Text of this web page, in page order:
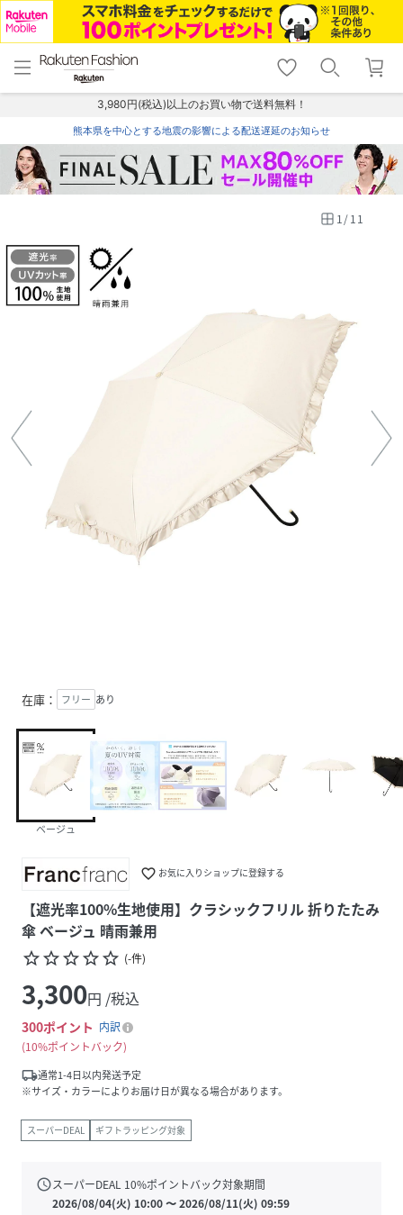
menu home
トップ
shopping_cart lock_outline
ログイン
3,980円(税込)以上のお買い物で送料無料！
熊本県を中心とする地震の影響による配送遅延のお知らせ
1/11
在庫： フリー あり
ベージュ
favorite_border お気に入りショップに登録する
【遮光率100%生地使用】クラシックフリル 折りたたみ
傘 ベージュ 晴雨兼用
star_borderstar_borderstar_borderstar_borderstar_border (-件)
3,300円 /税込
300ポイント 内訳
10%ポイントバック
local_shipping通常1-4日以内発送予定
※サイズ・カラーによりお届け日が異なる場合があります。
スーパーDEAL ギフトラッピング対象
scheduleスーパーDEAL 10%ポイントバック対象期間
2026/08/04(火) 10:00〜2026/08/11(火) 09:59